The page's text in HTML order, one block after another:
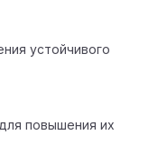
устойчивого
повышения их